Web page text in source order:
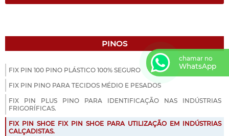
PINOS
FIX PIN 100 PINO PLÁSTICO 100% SEGURO
FIX PIN PINO PARA TECIDOS MÉDIO E PESADOS
FIX PIN PLUS PINO PARA IDENTIFICAÇÃO NAS INDÚSTRIAS
FRIGORÍFICAS.
FIX PIN SHOE FIX PIN SHOE PARA UTILIZAÇÃO EM INDÚSTRIAS
CALÇADISTAS.
chamar no
WhatsApp